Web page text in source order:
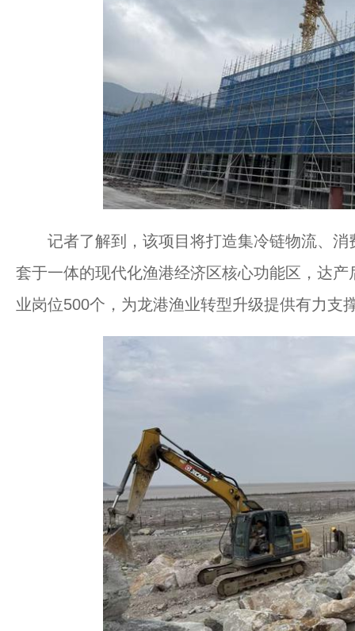
记者了解到，该项目将打造集冷链物流、消
套于一体的现代化渔港经济区核心功能区，达
业岗位500个，为龙港渔业转型升级提供有力支